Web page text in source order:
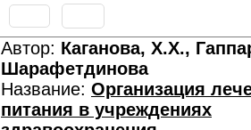
Автор: Каганова, Х.Х.,
Шарафетдинова
Название: Организация
питания в учреждениях